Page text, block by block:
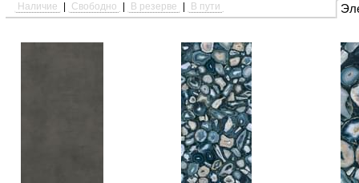
Наличие Свободно В резерве В пути